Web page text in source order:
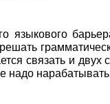
языкового
связать и
надо